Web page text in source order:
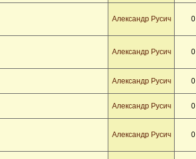
Александр Русич 0
Александр Русич 0
Александр Русич 0
Александр Русич 0
Александр Русич 0